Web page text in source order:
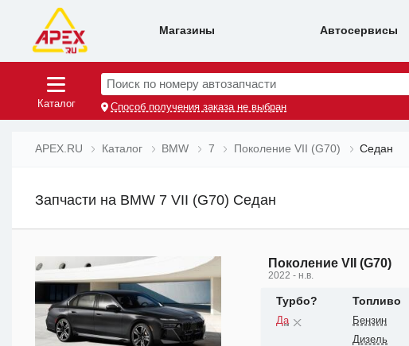
Магазины Автосервисы
Каталог
Поиск по номеру автозапчасти
Способ получения заказа не выбран
APEX.RU Каталог BMW 7 Поколение VII (G70) Седан
Запчасти на BMW 7 VII (G70) Седан
Поколение VII (G70)
2022 - н.в.
Турбо?
Да
Топливо
Бензин
Дизель